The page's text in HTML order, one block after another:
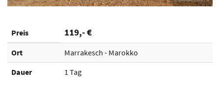
Preis 119,- €
Ort
Marrakesch - Marokko
Dauer
1 Tag